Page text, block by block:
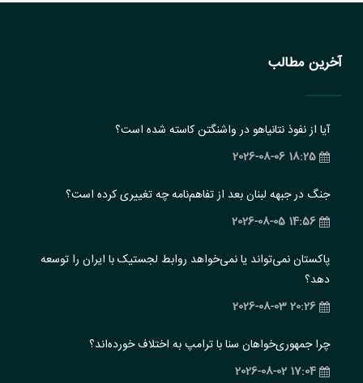
آخرین مطالب
آیا از نفوذ نتانیاهو در واشنگتن کاسته شده است؟
18:25 2026-08-06
جنگ در جبهه لبنان بعد از تفاهم‌نامه چه تغییری کرده است؟
14:56 2026-08-05
پاکستان نمی‌تواند یا نمی‌خواهد روابط لجستیک با ایران را توسعه
دهد؟
20:26 2026-08-03
چرا جمهوری‌خواهان سنا با ترامپ به اختلاف خورده‌اند؟
17:04 2026-08-02